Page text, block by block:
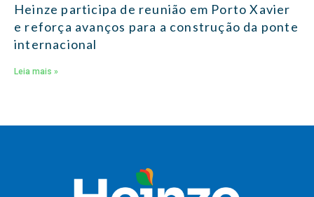
Heinze participa de reunião em Porto Xavier
e reforça avanços para a construção da ponte
internacional
Leia mais »